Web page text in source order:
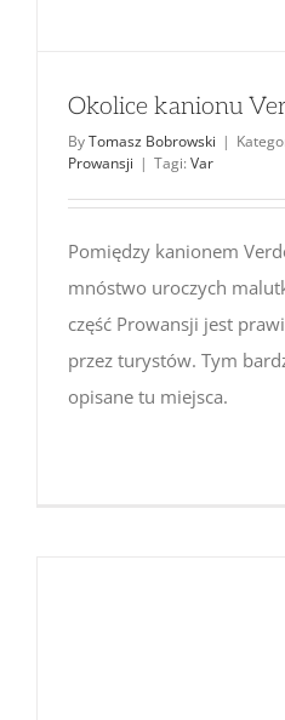
Okolice kanionu
ByTomasz Bobrowski |
Prowansji | Tagi: Var
Pomiędzy kanionem
mnóstwo uroczych
część Prowansji jest
przez turystów. Tym
opisane tu miejsca.